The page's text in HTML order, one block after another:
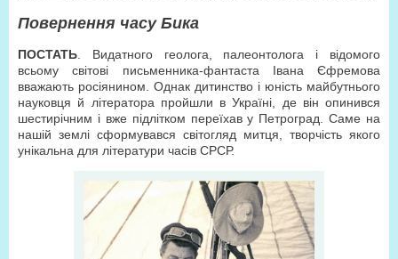
Повернення часу Бика
ПОСТАТЬ . Видатного геолога, палеонтолога і відомого
всьому світові письменника-фантаста Івана Єфремова
вважають росіянином. Однак дитинство і юність майбутнього
науковця й літератора пройшли в Україні, де він опинився
шестирічним і вже підлітком переїхав у Петроград. Саме на
нашій землі сформувався світогляд митця, творчість якого
унікальна для літератури часів СРСР.